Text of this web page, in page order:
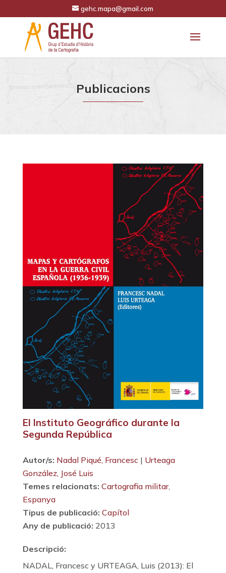
gehc.mapa@gmail.com
Publicacions
El Instituto Geográfico durante la
Segunda República
Autor/s: Nadal Piqué, Francesc | Urteaga
González, José Luis
Temes relacionats: Cartografia militar,
Espanya
Tipus de publicació: Capítol
Any de publicació: 2013
Descripció:
NADAL, Francesc y URTEAGA, Luis (2013): El